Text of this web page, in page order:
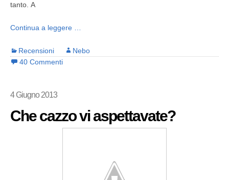
tanto. A
Continua a leggere …
Recensioni
Nebo
40 Commenti
4 Giugno 2013
Che cazzo vi aspettavate?